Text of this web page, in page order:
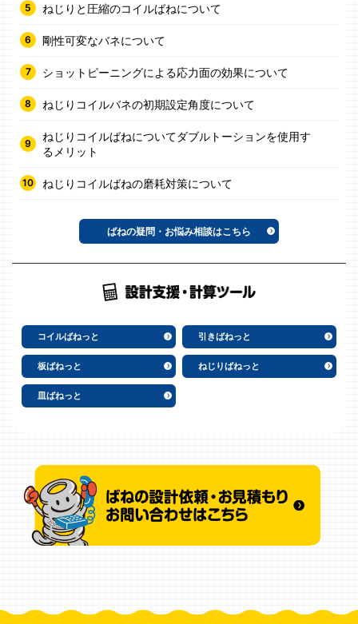
ねじりと圧縮のコイルばねについて
剛性可変なバネについて
ショットピーニングによる応力面の効果について
ねじりコイルバネの初期設定角度について
ねじりコイルばねについてダブルトーションを使用す
るメリット
ねじりコイルばねの磨耗対策について
コイルばねっと 引きばねっと
板ばねっと ねじりばねっと
皿ばねっと